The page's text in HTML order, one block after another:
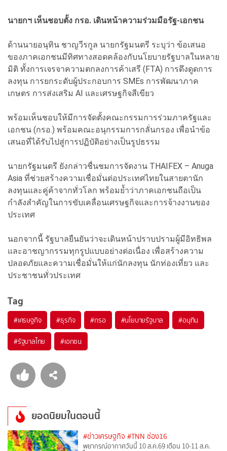
นายกฯ เห็นชอบตั้ง กรอ. เดินหน้าความร่วมมือรัฐ-เอกชน
ด้านนายอนุทิน ชาญวีรกูล นายกรัฐมนตรี ระบุว่า ข้อเสนอ
ของภาคเอกชนมีทิศทางสอดคล้องกับนโยบายรัฐบาลในหลาย
มิติ ทั้งการเจรจาความตกลงการค้าเสรี (FTA) การดึงดูดการ
ลงทุน การยกระดับผู้ประกอบการ SMEs การพัฒนาภาค
เกษตร การส่งเสริม AI และเศรษฐกิจสีเขียว
พร้อมเห็นชอบให้มีการจัดตั้งคณะกรรมการร่วมภาครัฐและ
เอกชน (กรอ.) พร้อมคณะอนุกรรมการกลั่นกรอง เพื่อนำข้อ
เสนอที่ได้รับไปสู่การปฏิบัติอย่างเป็นรูปธรรม
นายกรัฐมนตรี ยังกล่าวชื่นชมการจัดงาน THAIFEX – Anuga
Asia ที่ช่วยสร้างความเชื่อมั่นต่อประเทศไทยในสายตานัก
ลงทุนและคู่ค้าจากทั่วโลก พร้อมย้ำว่าภาคเอกชนถือเป็น
กำลังสำคัญในการขับเคลื่อนเศรษฐกิจและการจ้างงานของ
ประเทศ
นอกจากนี้ รัฐบาลยืนยันว่าจะเดินหน้าปราบปรามผู้มีอิทธิพล
และอาชญากรรมทุกรูปแบบอย่างต่อเนื่อง เพื่อสร้างความ
ปลอดภัยและความเชื่อมั่นให้แก่นักลงทุน นักท่องเที่ยว และ
ประชาชนทั่วประเทศ
Tag
#เศรษฐกิจ #ธุรกิจ #กรอ #นโยบายรัฐบาล #อนุทิน
#รัฐบาลไทย #เอกชน
ยอดนิยมในตอนนี้
#ข่าวเศรษฐกิจ #TNN ช่อง16
พยากรณ์อากาศวันนี้ 10 ส.ค.69 เตือน 10-11 ส.ค.